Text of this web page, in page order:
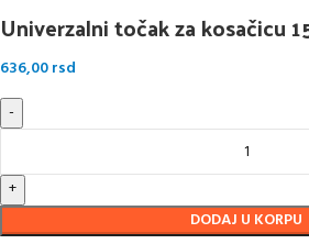
Univerzalni točak za kosačicu
636,00rsd
DODAJ U KORPU